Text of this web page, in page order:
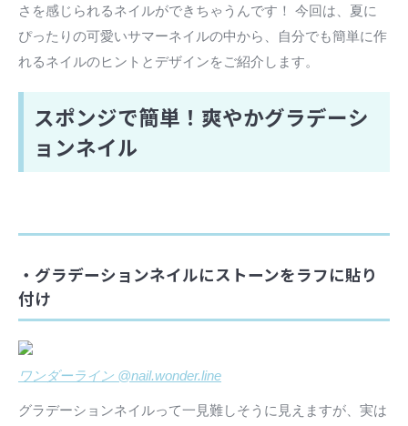
さを感じられるネイルができちゃうんです！ 今回は、夏に
ぴったりの可愛いサマーネイルの中から、自分でも簡単に作
れるネイルのヒントとデザインをご紹介します。
スポンジで簡単！爽やかグラデーシ
ョンネイル
・グラデーションネイルにストーンをラフに貼り
付け
ワンダーライン @nail.wonder.line
グラデーションネイルって一見難しそうに見えますが、実は